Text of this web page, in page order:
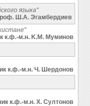
языка"
Ш.A. Эгамбердиев
к.ф.-м.н. K.M. Mуминов
к.ф.-м.н. Ч. Шердонов
к.ф.-м.н. X. Султонов